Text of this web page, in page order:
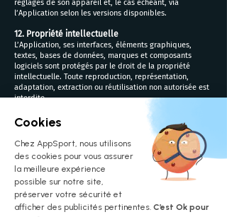
réglages de son appareil et, le cas échéant, via
l’Application selon les versions disponibles.
12. Propriété intellectuelle
L’Application, ses interfaces, éléments graphiques,
textes, bases de données, marques et composants
logiciels sont protégés par le droit de la propriété
intellectuelle. Toute reproduction, représentation,
adaptation, extraction ou réutilisation non autorisée est
interdite.
responsabilité de leurs auteurs. Dans la stricte mesure
nécessaire au fonctionnement de l’Application et à
l’organisation des actions, l’Utilisateur concède à
l’association une autorisation non exclusive et gratuite
d’utiliser, reproduire et afficher ces Contenus,
uniquement pour les besoins internes de suivi,
d’organisation et de reporting. Toute utilisation externe,
notamment de communication publique, relève des
règles internes applicables et, le cas échéant,
d’autorisations spécifiques, notamment au titre du droit